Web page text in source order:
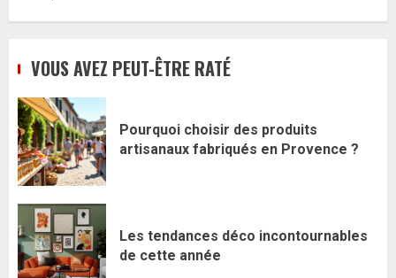
VOUS AVEZ PEUT-ÊTRE RATÉ
Pourquoi choisir des produits
artisanaux fabriqués en Provence ?
Les tendances déco incontournables
de cette année